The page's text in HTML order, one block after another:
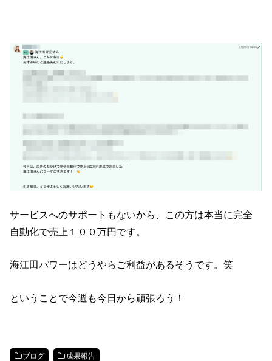
サービスへのサポートもないから、この方は本当に完全
自動化で売上１００万円です。
海江田パワーはどうやらご利益があるそうです。笑
ということで今週も今日から頑張ろう！
ブログ 成果報告